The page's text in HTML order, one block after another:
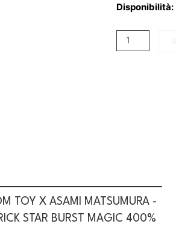
Disponibilità:
TOY X ASAMI MATSUMURA -
STAR BURST MAGIC 400%